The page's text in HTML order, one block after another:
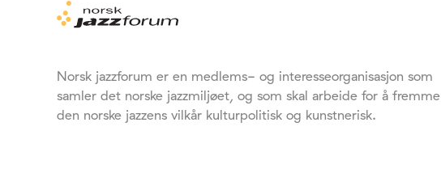
Norsk jazzforum er en medlems- og interesseorganisasjon som
samler det norske jazzmiljøet, og som skal arbeide for å fremme
den norske jazzens vilkår kulturpolitisk og kunstnerisk.